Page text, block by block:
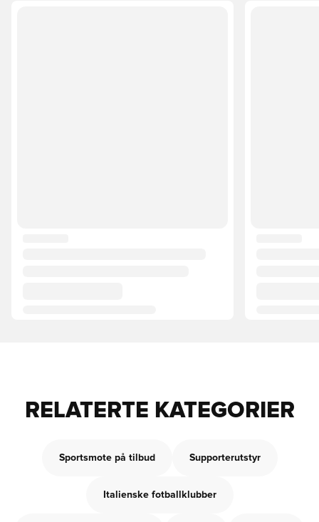
RELATERTE KATEGORIER
Sportsmote på tilbud Supporterutstyr
Italienske fotballklubber